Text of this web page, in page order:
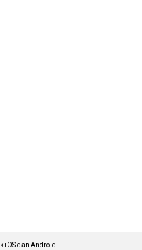
iOS dan Android